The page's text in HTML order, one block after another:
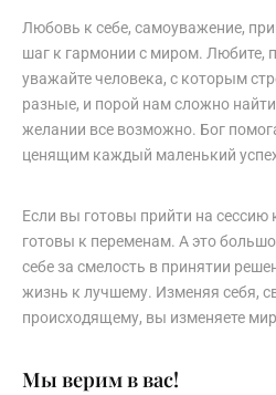
Любовь к себе, самоуважение,
шаг к гармонии с миром. Любите,
уважайте человека, с которым
разные, и порой нам сложно
желании все возможно. Бог
ценящим каждый маленький
Если вы готовы прийти на сессию
готовы к переменам. А это
себе за смелость в принятии
жизнь к лучшему. Изменяя себя,
происходящему, вы изменяете
Мы верим в вас!